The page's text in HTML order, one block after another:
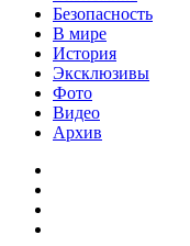
Безопасность
В мире
История
Эксклюзивы
Фото
Видео
Архив